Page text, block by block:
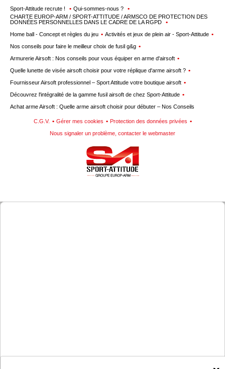
Sport-Attitude recrute !
Qui-sommes-nous ?
CHARTE EUROP-ARM / SPORT-ATTITUDE / ARMSCO DE PROTECTION DES
DONNÉES PERSONNELLES DANS LE CADRE DE LA RGPD
Home ball - Concept et règles du jeu
Activités et jeux de plein air - Sport-Attitude
Nos conseils pour faire le meilleur choix de fusil g&g
Armurerie Airsoft : Nos conseils pour vous équiper en arme d'airsoft
Quelle lunette de visée airsoft choisir pour votre réplique d'arme airsoft ?
Fournisseur Airsoft professionnel – Sport Attitude votre boutique airsoft
Découvrez l'intégralité de la gamme fusil airsoft de chez Sport-Attitude
Achat arme Airsoft : Quelle arme airsoft choisir pour débuter – Nos Conseils
C.G.V. Gérer mes cookies
Protection des données privées
Nous signaler un problème, contacter le webmaster